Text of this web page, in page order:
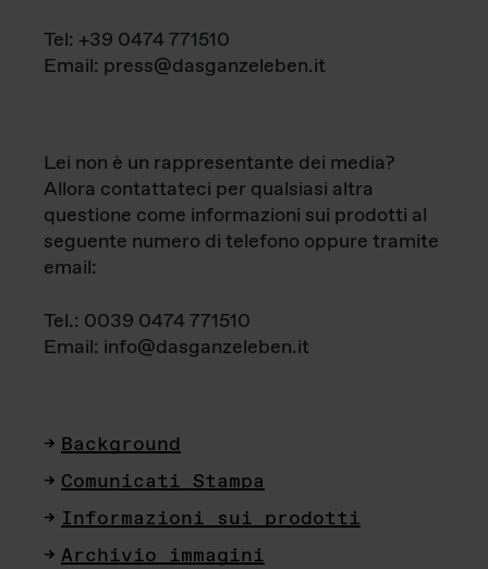
Tel: +39 0474 771510
Email: press@dasganzeleben.it
Lei non è un rappresentante dei media?
Allora contattateci per qualsiasi altra
questione come informazioni sui prodotti al
seguente numero di telefono oppure tramite
email:
Tel.: 0039 0474 771510
Email: info@dasganzeleben.it
Background
Comunicati Stampa
Informazioni sui prodotti
Archivio immagini